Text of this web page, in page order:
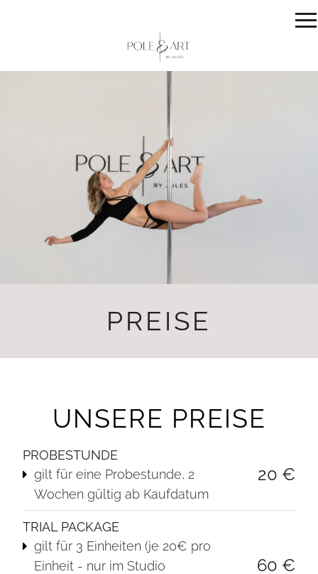
PREISE
UNSERE PREISE
PROBESTUNDE
gilt für eine Probestunde, 2
Wochen gültig ab Kaufdatum
20 €
TRIAL PACKAGE
gilt für 3 Einheiten (je 20€ pro
Einheit - nur im Studio
60 €